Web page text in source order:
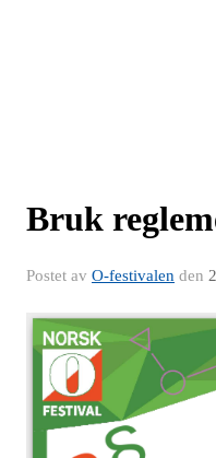
Bruk
Postet av O-festivalen den